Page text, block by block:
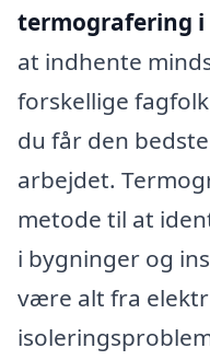
termografering i
at indhente
forskellige
du får den
arbejdet.
metode til at
i bygninger og
være alt fra